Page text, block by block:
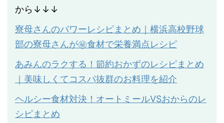
から↓↓↓
寮母さんのパワーレシピまとめ｜横浜高校野球
部の寮母さんが㊙︎食材で栄養満点レシピ
あみんのラクする！節約おかずのレシピまとめ
｜美味しくてコスパ抜群のお料理を紹介
ヘルシー食材対決！オートミールVSおからのレ
シピまとめ